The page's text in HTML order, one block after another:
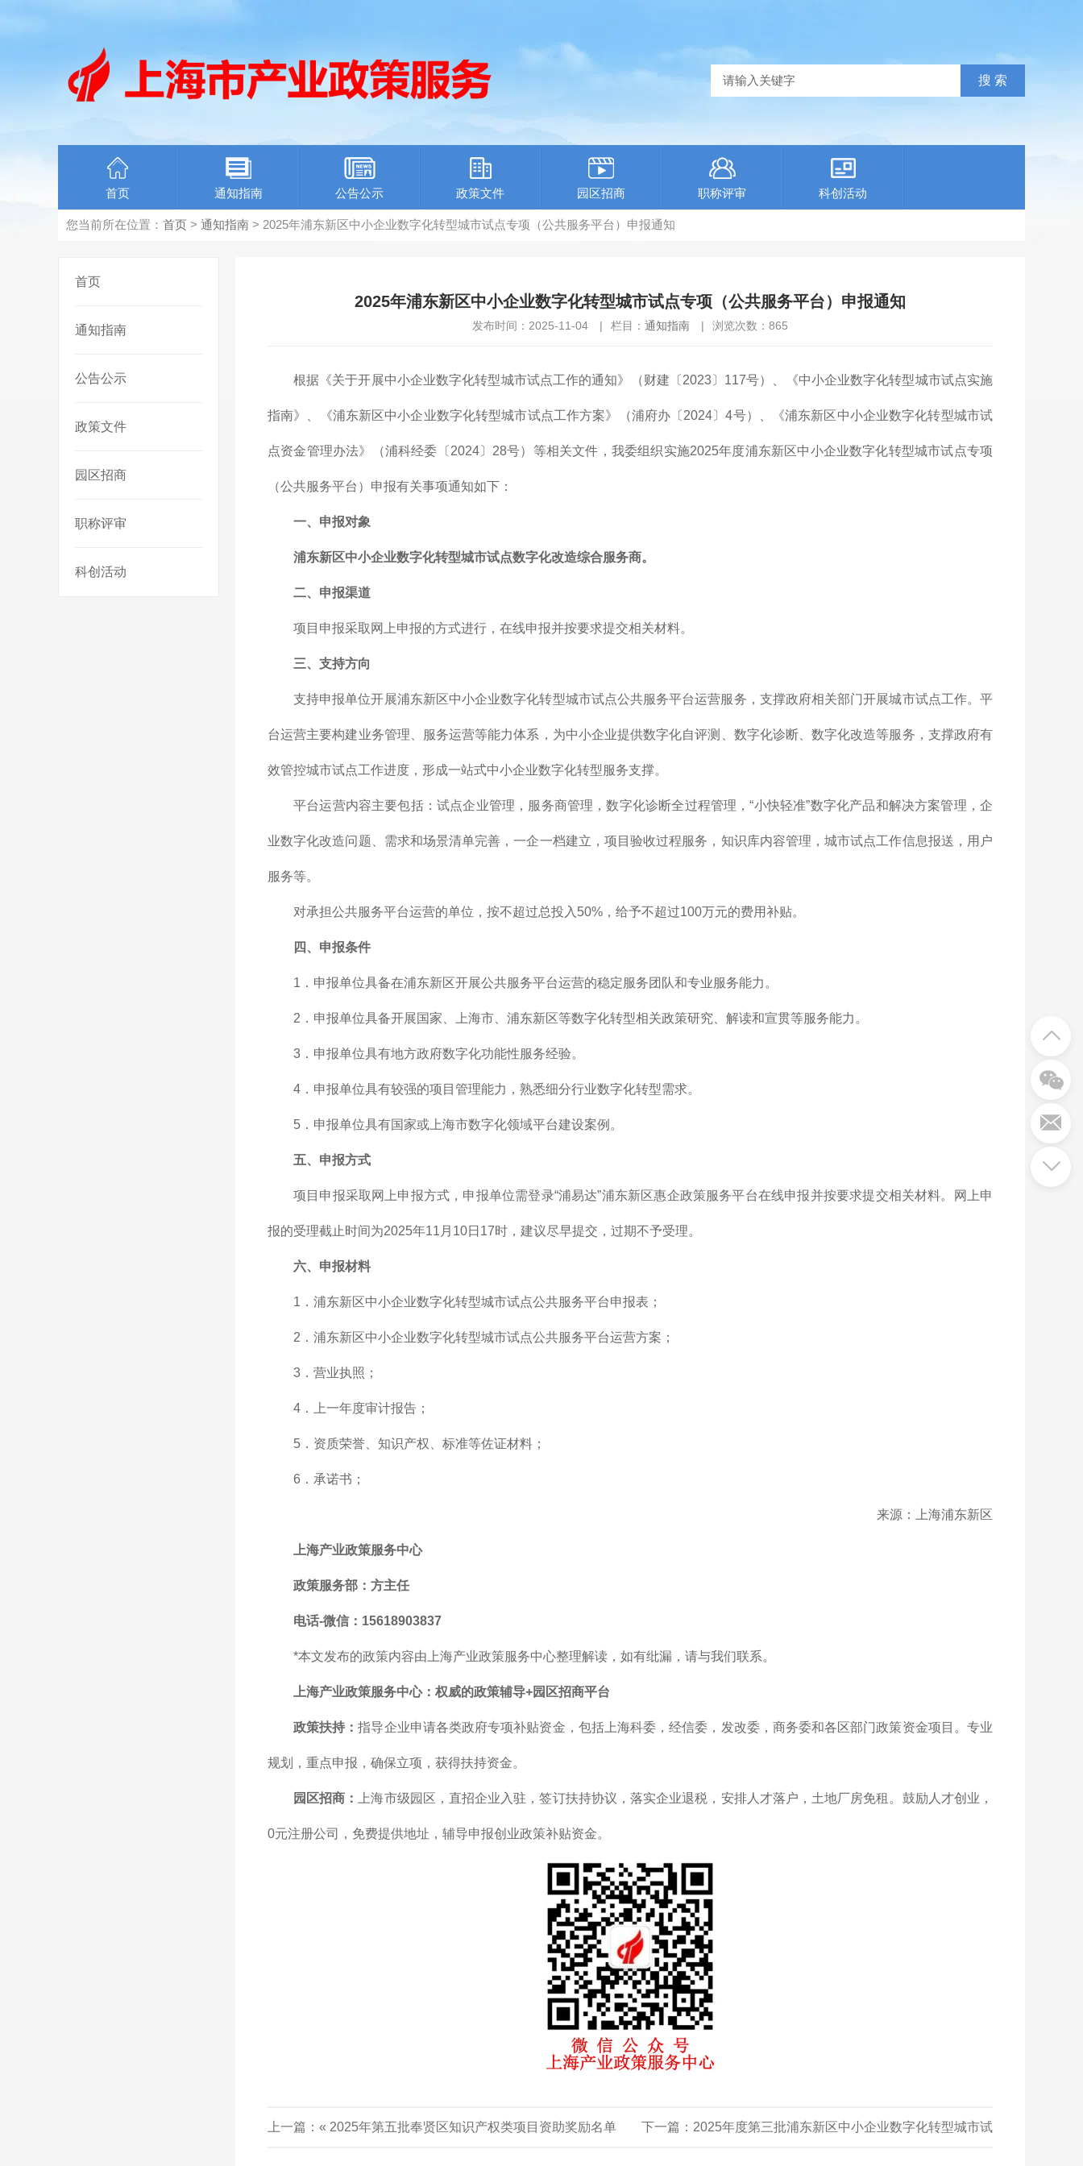
首页 通知指南 公告公示 政策文件 园区招商 职称评审 科创活动
您当前所在位置： 首页 > 通知指南 > 2025年浦东新区中小企业数字化转型城市试点专项（公共服务平台）申报通知
首页
通知指南
公告公示
政策文件
园区招商
职称评审
科创活动
2025年浦东新区中小企业数字化转型城市试点专项（公共服务平台）申报通知
发布时间：2025-11-04 | 栏目： 通知指南 | 浏览次数： 865
根据《关于开展中小企业数字化转型城市试点工作的通知》（财建〔2023〕117号）、《中小企业数字化转型城市试点实施
指南》、《浦东新区中小企业数字化转型城市试点工作方案》（浦府办〔2024〕4号）、《浦东新区中小企业数字化转型城市试
点资金管理办法》（浦科经委〔2024〕28号）等相关文件，我委组织实施2025年度浦东新区中小企业数字化转型城市试点专项
（公共服务平台）申报有关事项通知如下：
一、申报对象
浦东新区中小企业数字化转型城市试点数字化改造综合服务商。
二、申报渠道
项目申报采取网上申报的方式进行，在线申报并按要求提交相关材料。
三、支持方向
支持申报单位开展浦东新区中小企业数字化转型城市试点公共服务平台运营服务，支撑政府相关部门开展城市试点工作。平
台运营主要构建业务管理、服务运营等能力体系，为中小企业提供数字化自评测、数字化诊断、数字化改造等服务，支撑政府有
效管控城市试点工作进度，形成一站式中小企业数字化转型服务支撑。
平台运营内容主要包括：试点企业管理，服务商管理，数字化诊断全过程管理，“小快轻准”数字化产品和解决方案管理，企
业数字化改造问题、需求和场景清单完善，一企一档建立，项目验收过程服务，知识库内容管理，城市试点工作信息报送，用户
服务等。
对承担公共服务平台运营的单位，按不超过总投入50%，给予不超过100万元的费用补贴。
四、申报条件
1．申报单位具备在浦东新区开展公共服务平台运营的稳定服务团队和专业服务能力。
2．申报单位具备开展国家、上海市、浦东新区等数字化转型相关政策研究、解读和宣贯等服务能力。
3．申报单位具有地方政府数字化功能性服务经验。
4．申报单位具有较强的项目管理能力，熟悉细分行业数字化转型需求。
5．申报单位具有国家或上海市数字化领域平台建设案例。
五、申报方式
项目申报采取网上申报方式，申报单位需登录“浦易达”浦东新区惠企政策服务平台在线申报并按要求提交相关材料。网上申
报的受理截止时间为2025年11月10日17时，建议尽早提交，过期不予受理。
六、申报材料
1．浦东新区中小企业数字化转型城市试点公共服务平台申报表；
2．浦东新区中小企业数字化转型城市试点公共服务平台运营方案；
3．营业执照；
4．上一年度审计报告；
5．资质荣誉、知识产权、标准等佐证材料；
6．承诺书；
来源：上海浦东新区
上海产业政策服务中心
政策服务部 ：方主任
电话-微信：15618903837
*本文发布的政策内容由上海产业政策服务中心整理解读，如有纰漏，请与我们联系。
上海产业政策服务中心： 权威的政策辅导+园区招商平台
政策扶持：指导企业申请各类政府专项补贴资金，包括上海科委，经信委，发改委，商务委和各区部门政策资金项目。专业
规划，重点申报，确保立项，获得扶持资金。
园区招商： 上海市级园区，直招企业入驻，签订扶持协议，落实企业退税，安排人才落户，土地厂房免租。鼓励人才创业，
0元注册公司，免费提供地址，辅导申报创业政策补贴资金。
上一篇：« 2025年第五批奉贤区知识产权类项目资助奖励名单 下一篇： 2025年度第三批浦东新区中小企业数字化转型城市试